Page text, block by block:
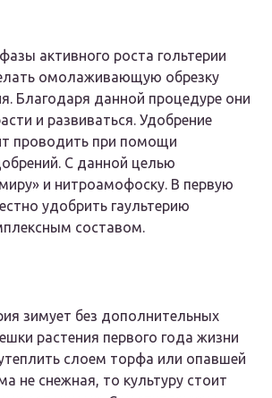
активного роста гольтерии
омолаживающую обрезку
Благодаря данной процедуре они
и развиваться. Удобрение
проводить при помощи
С данной целью
и нитроамофоску. В первую
удобрить гаультерию
составом.
зимует без дополнительных
растения первого года жизни
слоем торфа или опавшей
не снежная, то культуру стоит